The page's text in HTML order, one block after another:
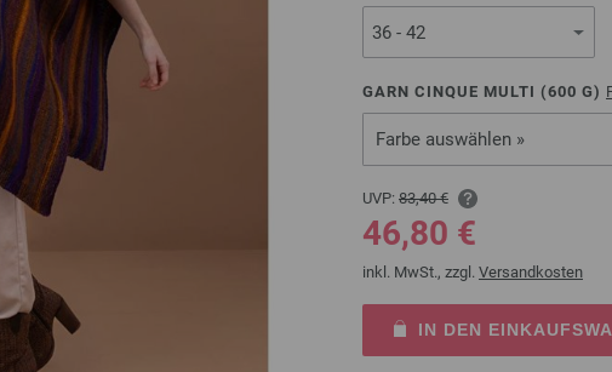
GARN CINQUE MULTI (600 G)
Farbe auswählen »
UVP: 83,40 €
46,80 €
inkl. MwSt., zzgl. Versandkosten
IN DEN